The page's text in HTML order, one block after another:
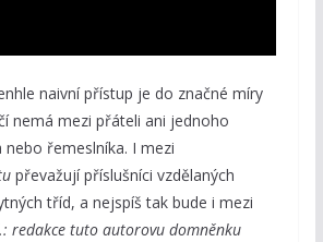
naivní přístup je do značné míry
nemá mezi přáteli ani jednoho
nebo řemeslníka. I mezi
převažují příslušníci vzdělaných
tříd, a nejspíš tak bude i mezi
redakce tuto autorovu domněnku